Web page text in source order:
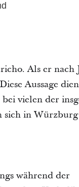
Als er nach
Aussage
vielen der
sich in
während der